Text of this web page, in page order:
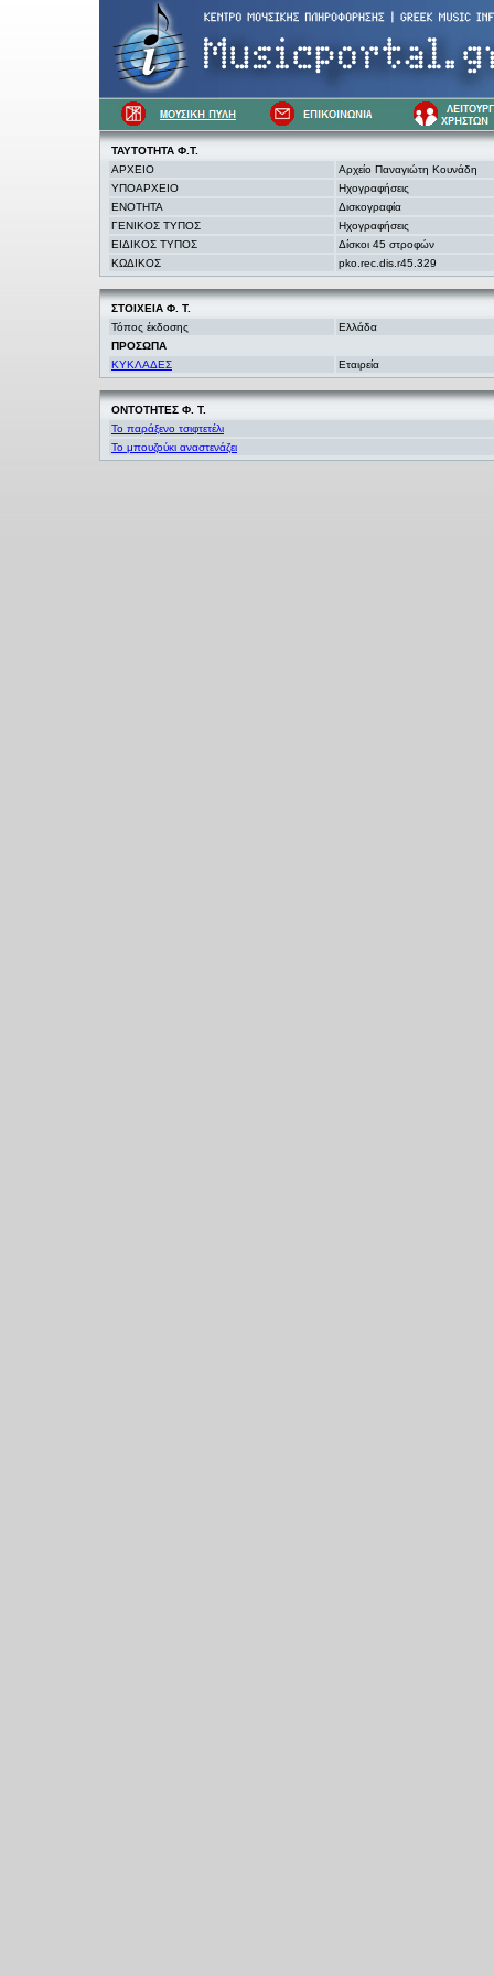
ΤΑΥΤΟΤΗΤΑ Φ.Τ.
ΑΡΧΕΙΟ
Αρχείο Παναγιώτη Κουνάδη
ΥΠΟΑΡΧΕΙΟ
Ηχογραφήσεις
ΕΝΟΤΗΤΑ
Δισκογραφία
ΓΕΝΙΚΟΣ ΤΥΠΟΣ
Ηχογραφήσεις
ΕΙΔΙΚΟΣ ΤΥΠΟΣ
Δίσκοι 45 στροφών
ΚΩΔΙΚΟΣ
pko.rec.dis.r45.329
ΣΤΟΙΧΕΙΑ Φ. Τ.
Τόπος έκδοσης
Ελλάδα
ΠΡΟΣΩΠΑ
ΚΥΚΛΑΔΕΣ
Εταιρεία
ΟΝΤΟΤΗΤΕΣ Φ. Τ.
Το παράξενο τσιφτετέλι
Το μπουζούκι αναστενάζει